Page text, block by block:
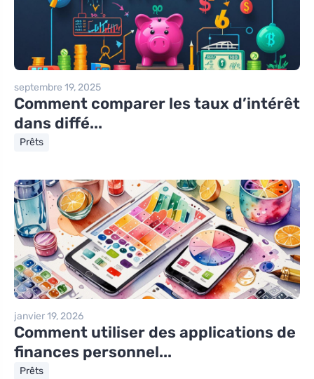
septembre 19, 2025
Comment comparer les taux d’intérêt
dans diffé...
Prêts
janvier 19, 2026
Comment utiliser des applications de
finances personnel...
Prêts